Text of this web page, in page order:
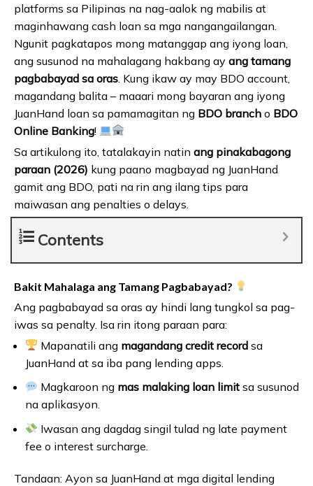
platforms sa Pilipinas na nag-aalok ng mabilis at
maginhawang cash loan sa mga nangangailangan.
Ngunit pagkatapos mong matanggap ang iyong loan,
ang susunod na mahalagang hakbang ay ang tamang
pagbabayad sa oras . Kung ikaw ay may BDO account,
magandang balita – maaari mong bayaran ang iyong
JuanHand loan sa pamamagitan ng BDO branch o BDO
Online Banking!
Sa artikulong ito, tatalakayin natin ang pinakabagong
paraan (2026) kung paano magbayad ng JuanHand
gamit ang BDO, pati na rin ang ilang tips para
maiwasan ang penalties o delays.
Contents
Bakit Mahalaga ang Tamang Pagbabayad?
Ang pagbabayad sa oras ay hindi lang tungkol sa pag-
iwas sa penalty. Isa rin itong paraan para:
Mapanatili ang magandang credit record sa
JuanHand at sa iba pang lending apps.
Magkaroon ng mas malaking loan limit sa susunod
na aplikasyon.
Iwasan ang dagdag singil tulad ng late payment
fee o interest surcharge.
Tandaan: Ayon sa JuanHand at mga digital lending